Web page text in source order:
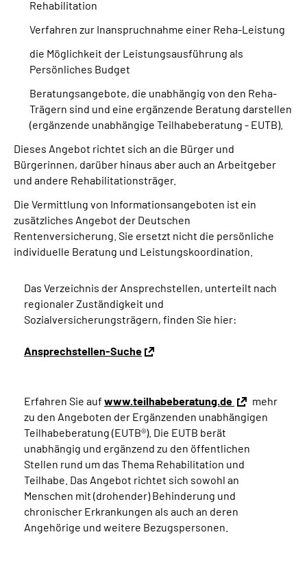
Mein Kundenportal
Rehabilitation
Verfahren zur Inanspruchnahme einer Reha-Leistung
die Möglichkeit der Leistungsausführung als
Persönliches Budget
Beratungsangebote, die unabhängig von den Reha-
Trägern sind und eine ergänzende Beratung darstellen
(ergänzende unabhängige Teilhabeberatung - EUTB).
Dieses Angebot richtet sich an die Bürger und
Bürgerinnen, darüber hinaus aber auch an Arbeitgeber
und andere Rehabilitationsträger.
Die Vermittlung von Informationsangeboten ist ein
zusätzliches Angebot der Deutschen
Rentenversicherung. Sie ersetzt nicht die persönliche
individuelle Beratung und Leistungskoordination.
Das Verzeichnis der Ansprechstellen, unterteilt nach
regionaler Zuständigkeit und
Sozialversicherungsträgern, finden Sie hier:
Ansprechstellen-Suche
Erfahren Sie auf www.teilhabeberatung.de
mehr
zu den Angeboten der Ergänzenden unabhängigen
Teilhabeberatung (EUTB®). Die EUTB berät
unabhängig und ergänzend zu den öffentlichen
Stellen rund um das Thema Rehabilitation und
Teilhabe. Das Angebot richtet sich sowohl an
Menschen mit (drohender) Behinderung und
chronischer Erkrankungen als auch an deren
Angehörige und weitere Bezugspersonen.